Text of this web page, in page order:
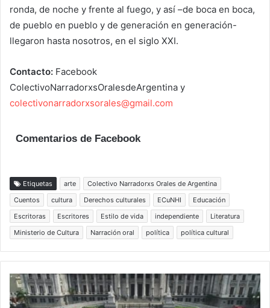
ronda, de noche y frente al fuego, y así –de boca en boca,
de pueblo en pueblo y de generación en generación-
llegaron hasta nosotros, en el siglo XXI.
Contacto: Facebook
ColectivoNarradorxsOralesdeArgentina y
colectivonarradorxsorales@gmail.com
Comentarios de Facebook
Etiquetas arte
Colectivo Narradorxs Orales de Argentina
Cuentos
cultura Derechos culturales ECuNHI
Educación
Escritoras
Escritores Estilo de vida independiente
Literatura
Ministerio de Cultura
Narración oral política política cultural